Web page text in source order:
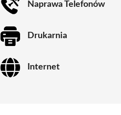
Naprawa Telefonów
Drukarnia
Internet